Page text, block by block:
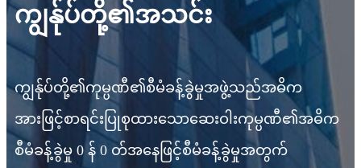
ကျွန်ုပ်တို့၏အသင်း
ကျွန်ုပ်တို့၏ကုမ္ပဏီ၏စီမံခန့်ခွဲမှုအဖွဲ့သည်အဓိက
အားဖြင့်စာရင်းပြုစုထားသောဆေးဝါးကုမ္ပဏီ၏အဓိက
စီမံခန့်ခွဲမှု 0 န် 0 တ်အနေဖြင့်စီမံခန့်ခွဲမှုအတွက်